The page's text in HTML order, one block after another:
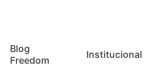
Blog
Freedom
Institucional